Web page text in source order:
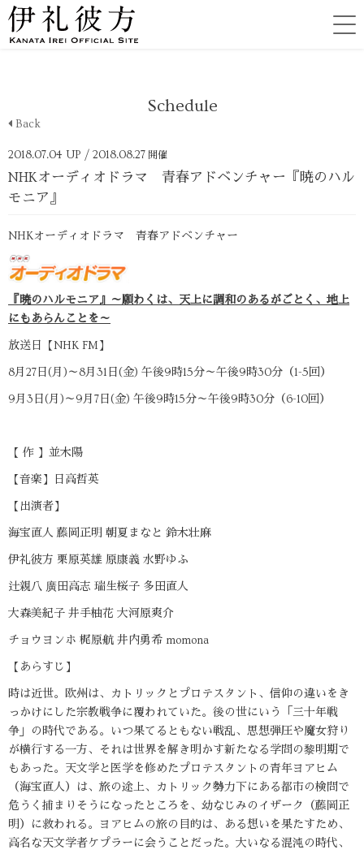
Schedule
Back
2018.07.04 UP / 2018.08.27 開催
NHKオーディオドラマ 青春アドベンチャー『暁のハル
モニア』
NHKオーディオドラマ 青春アドベンチャー
『暁のハルモニア』～願わくは、天上に調和のあるがごとく、地上
にもあらんことを～
放送日【NHK FM】
8月27日(月)～8月31日(金) 午後9時15分～午後9時30分（1-5回）
9月3日(月)～9月7日(金) 午後9時15分～午後9時30分（6-10回）
【 作 】並木陽
【音楽】日高哲英
【出演者】
海宝直人 藤岡正明 朝夏まなと 鈴木壮麻
伊礼彼方 栗原英雄 原康義 水野ゆふ
辻親八 廣田高志 瑞生桜子 多田直人
大森美紀子 井手柚花 大河原爽介
チョウヨンホ 梶原航 井内勇希 momona
【あらすじ】
時は近世。欧州は、カトリックとプロテスタント、信仰の違いをき
っかけにした宗教戦争に覆われていた。後の世にいう「三十年戦
争」の時代である。いつ果てるともない戦乱、思想弾圧や魔女狩り
が横行する一方、それは世界を解き明かす新たなる学問の黎明期で
もあった。天文学と医学を修めたプロテスタントの青年ヨアヒム
（海宝直人）は、旅の途上、カトリック勢力下にある都市の検問で
危うく捕まりそうになったところを、幼なじみのイザーク（藤岡正
明）に救われる。ヨアヒムの旅の目的は、ある想いを果たすため、
高名な天文学者ケプラーに会うことだった。大いなる混沌の時代、